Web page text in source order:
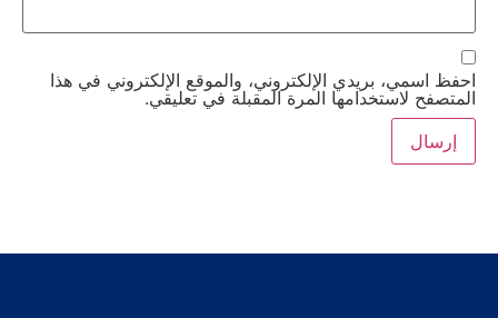
احفظ اسمي، بريدي الإلكتروني، والموقع الإلكتروني في هذا
المتصفح لاستخدامها المرة المقبلة في تعليقي.